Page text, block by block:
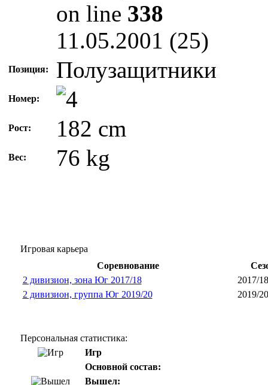
on line 338
11.05.2001 (25)
Позиция: Полузащитники
Номер:
Рост: 182 cm
Вес: 76 kg
Игровая карьера
Соревнование
2 дивизион, зона Юг 2017/18
2017/18
2 дивизион, группа Юг 2019/20
2019/20
Персональная статистика:
Игр
Основной состав:
Вышел: